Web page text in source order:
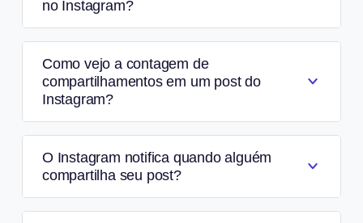
no Instagram?
Como vejo a contagem de
compartilhamentos em um post do
Instagram?
O Instagram notifica quando alguém
compartilha seu post?